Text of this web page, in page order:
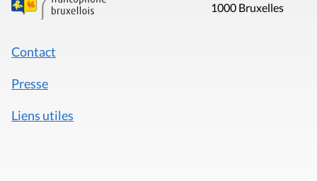
1000 Bruxelles
Contact
Presse
Liens utiles